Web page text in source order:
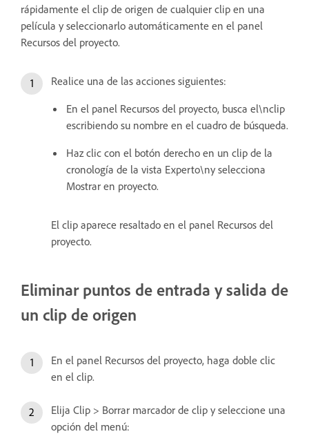
rápidamente el clip de origen de cualquier clip en una
película y seleccionarlo automáticamente en el panel
Recursos del proyecto.
Realice una de las acciones siguientes:
En el panel Recursos del proyecto, busca el\nclip
escribiendo su nombre en el cuadro de búsqueda.
Haz clic con el botón derecho en un clip de la
cronología de la vista Experto\ny selecciona
Mostrar en proyecto.
El clip aparece resaltado en el panel Recursos del
proyecto.
Eliminar puntos de entrada y salida de
un clip de origen
En el panel Recursos del proyecto, haga doble clic
en el clip.
Elija Clip > Borrar marcador de clip y seleccione una
opción del menú: